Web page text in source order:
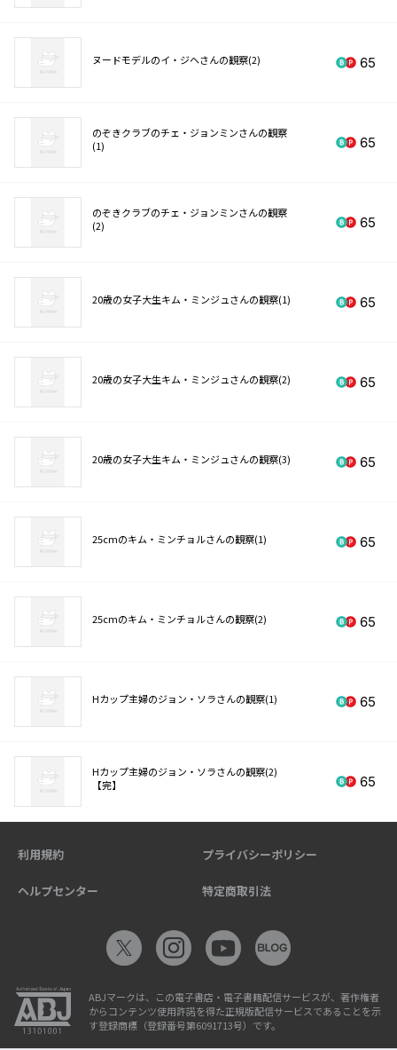
ヌードモデルのイ・ジヘさんの観察(2) 65
のぞきクラブのチェ・ジョンミンさんの観察
(1)
65
のぞきクラブのチェ・ジョンミンさんの観察
(2)
65
20歳の女子大生キム・ミンジュさんの観察(1) 65
20歳の女子大生キム・ミンジュさんの観察(2) 65
20歳の女子大生キム・ミンジュさんの観察(3) 65
25cmのキム・ミンチョルさんの観察(1) 65
25cmのキム・ミンチョルさんの観察(2) 65
Hカップ主婦のジョン・ソラさんの観察(1) 65
Hカップ主婦のジョン・ソラさんの観察(2)
【完】
65
利用規約 プライバシーポリシー
ヘルプセンター 特定商取引法
ABJマークは、この電子書店・電子書籍配信サービスが、著作権者
からコンテンツ使用許諾を得た正規版配信サービスであることを示
す登録商標（登録番号第6091713号）です。